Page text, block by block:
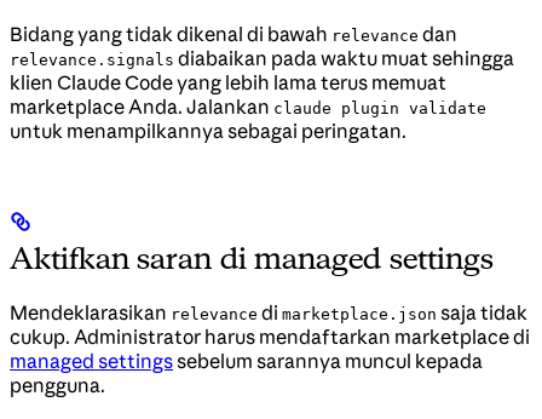
Bidang yang tidak dikenal di bawah relevance dan
relevance.signals diabaikan pada waktu muat sehingga
klien Claude Code yang lebih lama terus memuat
marketplace Anda. Jalankan claude plugin validate
untuk menampilkannya sebagai peringatan.
Aktifkan saran di managed settings
Mendeklarasikan relevance di marketplace.json saja tidak
cukup. Administrator harus mendaftarkan marketplace di
managed settingssebelum sarannya muncul kepada
pengguna.